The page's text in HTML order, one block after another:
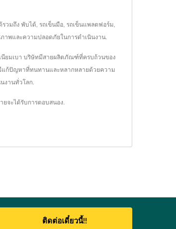
วมถึง พับได้, รถเข็นมือ, รถเข็นแพลตฟอร์ม,
าพและความปลอดภัยในการดำเนินงาน.
นียมเบา บริษัทมีสายผลิตภัณฑ์ที่ครบถ้วนของ
ธีแก้ปัญหาที่ทนทานและหลากหลายด้วยความ
งานทั่วโลก.
จะได้รับการตอบสนอง.
ติดต่อเดี๋ยวนี้!!